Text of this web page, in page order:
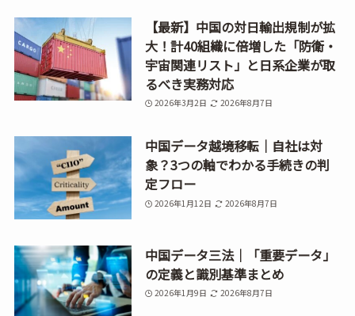
【最新】中国の対日輸出規制が拡
大！計40組織に倍増した「防衛・
宇宙関連リスト」と日系企業が取
るべき実務対応
2026年3月2日 2026年8月7日
中国データ越境移転｜自社は対
象？3つの軸でわかる手続きの判
定フロー
2026年1月12日 2026年8月7日
中国データ三法｜「重要データ」
の定義と識別基準まとめ
2026年1月9日 2026年8月7日